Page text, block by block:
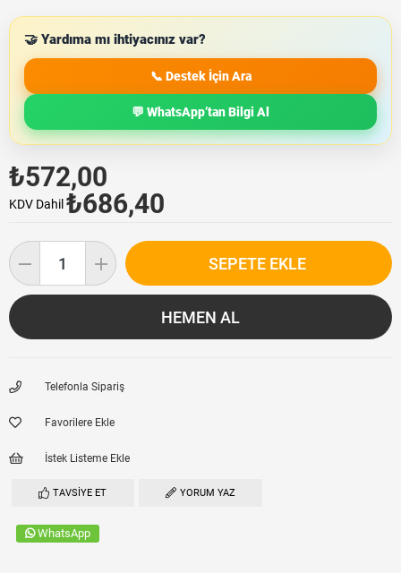
🤝 Yardıma mı ihtiyacınız var?
📞 Destek İçin Ara
💬 WhatsApp’tan Bilgi Al
₺572,00
KDV Dahil ₺686,40
Telefonla Sipariş
Favorilere Ekle
İstek Listeme Ekle
TAVSIYE ET YORUM YAZ
WhatsApp